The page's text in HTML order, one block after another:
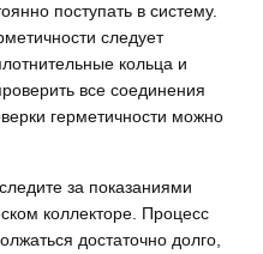
поступать в систему.
следует
кольца и
все соединения
герметичности можно
за показаниями
коллекторе. Процесс
достаточно долго,